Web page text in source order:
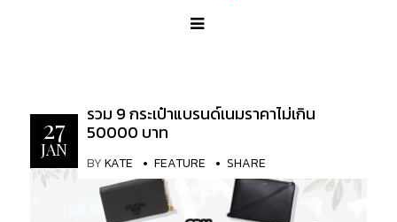
27
JAN
รวม 9 กระเป๋าแบรนด์เนมราคาไม่เกิน
50000 บาท
BYKATE FEATURE SHARE